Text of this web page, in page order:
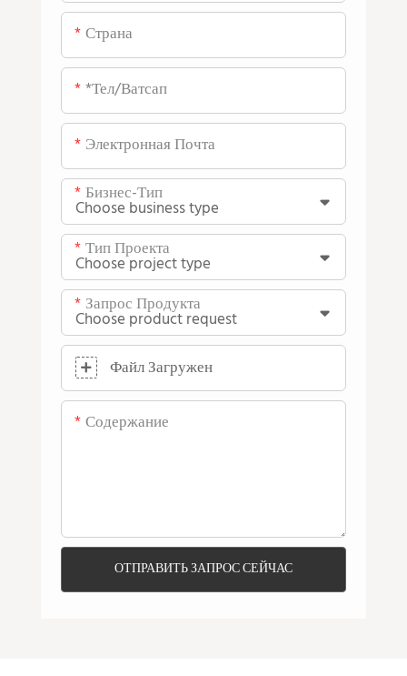
Страна
*тел/ватсап
Электронная Почта
Бизнес-Тип
Тип Проекта
Запрос Продукта
Файл Загружен
Содержание
ОТПРАВИТЬ ЗАПРОС СЕЙЧАС